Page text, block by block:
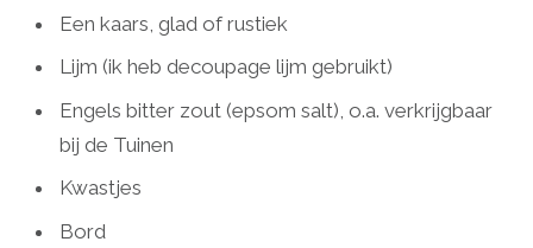
Een kaars, glad of rustiek
Lijm (ik heb decoupage lijm gebruikt)
Engels bitter zout (epsom salt), o.a. verkrijgbaar
bij de Tuinen
Kwastjes
Bord